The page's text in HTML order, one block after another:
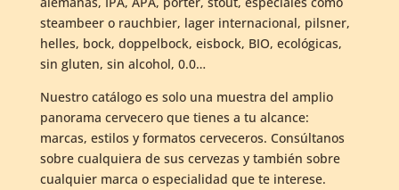
steambeer o rauchbier, lager internacional, pilsner,
helles, bock, doppelbock, eisbock, BIO, ecológicas,
sin gluten, sin alcohol, 0.0…
Nuestro catálogo es solo una muestra del amplio
panorama cervecero que tienes a tu alcance:
marcas, estilos y formatos cerveceros. Consúltanos
sobre cualquiera de sus cervezas y también sobre
cualquier marca o especialidad que te interese.